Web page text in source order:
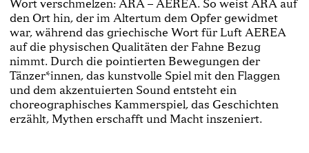
Wort verschmelzen: ARA – AEREA. So weist ARA auf
den Ort hin, der im Altertum dem Opfer gewidmet
war, während das griechische Wort für Luft AEREA
auf die physischen Qualitäten der Fahne Bezug
nimmt. Durch die pointierten Bewegungen der
Tänzer*innen, das kunstvolle Spiel mit den Flaggen
und dem akzentuierten Sound entsteht ein
choreographisches Kammerspiel, das Geschichten
erzählt, Mythen erschafft und Macht inszeniert.